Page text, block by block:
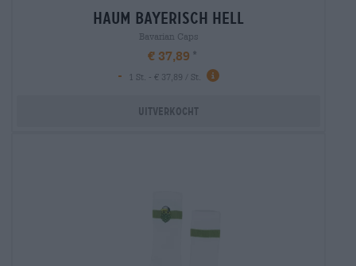
haum bayerisch hell
Bavarian Caps
€ 37,89
-
1 St. - € 37,89 / St.
Uitverkocht